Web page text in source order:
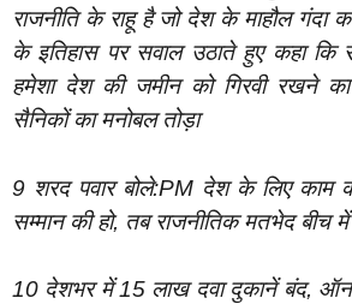
राजनीति के राहू है जो देश के माहौल गंदा
के इतिहास पर सवाल उठाते हुए कहा कि
हमेशा देश की जमीन को गिरवी रखने
सैनिकों का मनोबल तोड़ा
9 शरद पवार बोले:PM देश के लिए काम
सम्मान की हो, तब राजनीतिक मतभेद बीच में
10 देशभर में 15 लाख दवा दुकानें बंद,